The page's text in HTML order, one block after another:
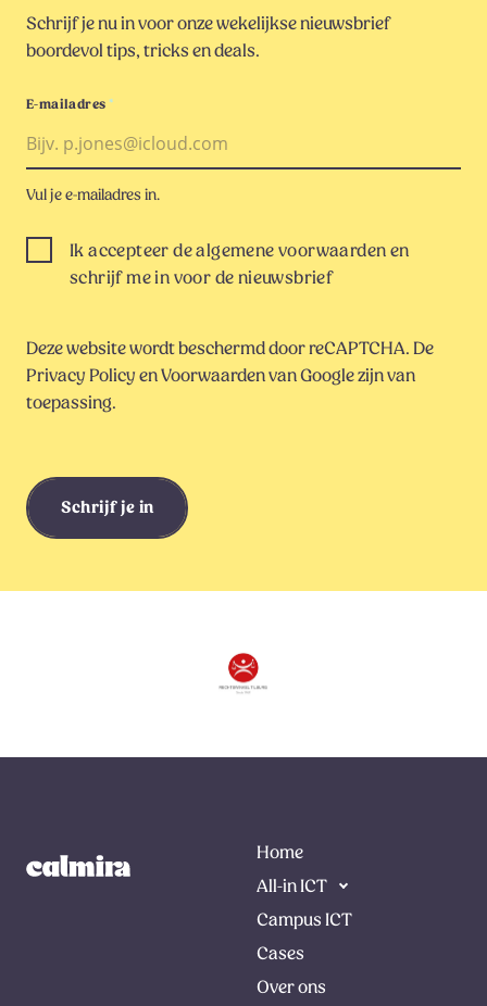
Schrijf je nu in voor onze wekelijkse nieuwsbrief
boordevol tips, tricks en deals.
E-mailadres*
Vul je e-mailadres in.
Ik accepteer de algemene voorwaarden en
schrijf me in voor de nieuwsbrief
Deze website wordt beschermd door reCAPTCHA. De
Privacy PolicyenVoorwaardenvan Google zijn van
toepassing.
Schrijf je in
Home
All-in ICT
Campus ICT
Cases
Over ons